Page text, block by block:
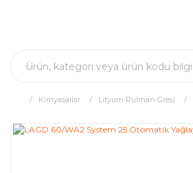
Kimyasallar Lityum Rulman Gresi